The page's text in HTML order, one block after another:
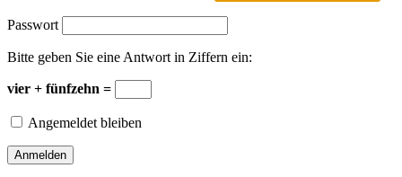
Passwort
Bitte geben Sie eine Antwort in Ziffern ein:
vier + fünfzehn =
Angemeldet bleiben